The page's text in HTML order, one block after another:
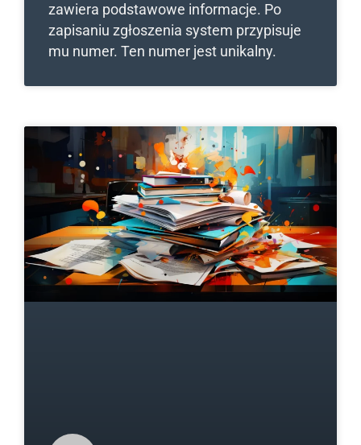
zawiera podstawowe informacje. Po
zapisaniu zgłoszenia system przypisuje
mu numer. Ten numer jest unikalny.